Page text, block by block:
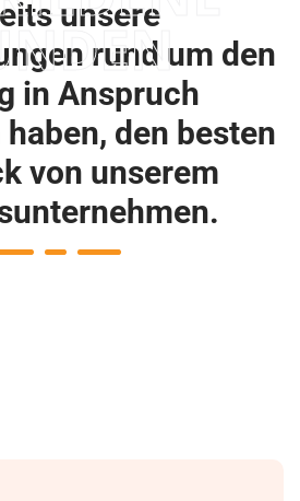
unsere
rund um den
in Anspruch
den besten
von unserem